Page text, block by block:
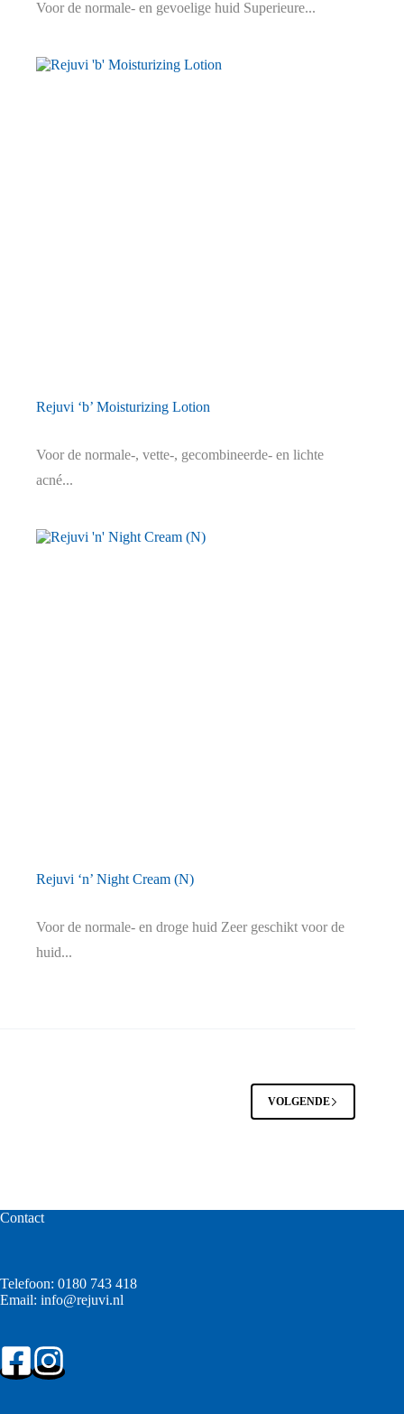
Voor de normale- en gevoelige huid Superieure...
Rejuvi ‘b’ Moisturizing Lotion
Voor de normale-, vette-, gecombineerde- en lichte
acné...
Rejuvi ‘n’ Night Cream (N)
Voor de normale- en droge huid Zeer geschikt voor de
huid...
VOLGENDE
Contact
Telefoon: 0180 743 418
Email: info@rejuvi.nl